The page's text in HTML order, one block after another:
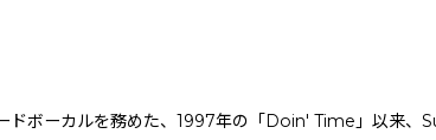
ボーカルを務めた、1997年の「Doin' Time」以来、